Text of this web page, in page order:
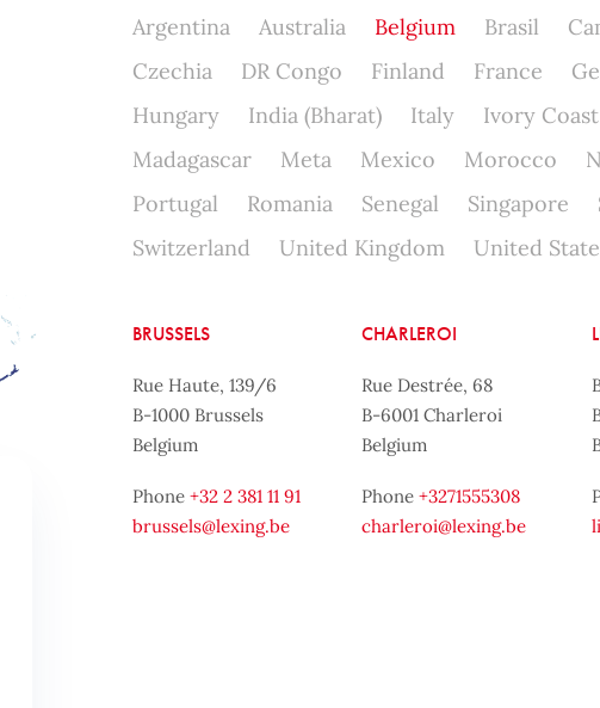
Argentina Australia Belgium Brasil
Czechia
DR Congo Finland France
Hungary
India (Bharat) Italy Ivory Coast
Madagascar
Meta Mexico Morocco
Portugal
Romania Senegal Singapore
Switzerland
United Kingdom United
BRUSSELS
Rue Haute, 139/6
B-1000 Brussels
Belgium
Phone +32 2 381 11 91
brussels@lexing.be
CHARLEROI
Rue Destrée, 68
B-6001 Charleroi
Belgium
Phone+3271555308
charleroi@lexing.be